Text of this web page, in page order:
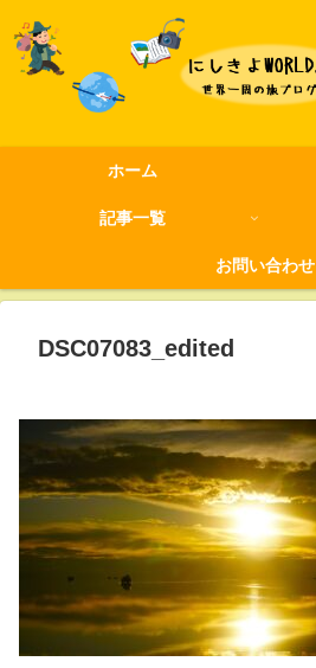
ホーム
記事一覧
お問い合わせ
DSC07083_edited